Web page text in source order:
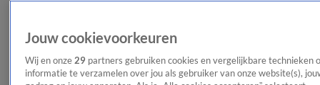
Jouw cookievoorkeuren
Wij en onze 29 partners gebruiken cookies en vergelijkbare technieken
informatie te verzamelen over jou als gebruiker van onze website(s),